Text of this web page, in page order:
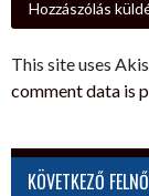
This site uses
comment data is
KÖVETKEZŐ